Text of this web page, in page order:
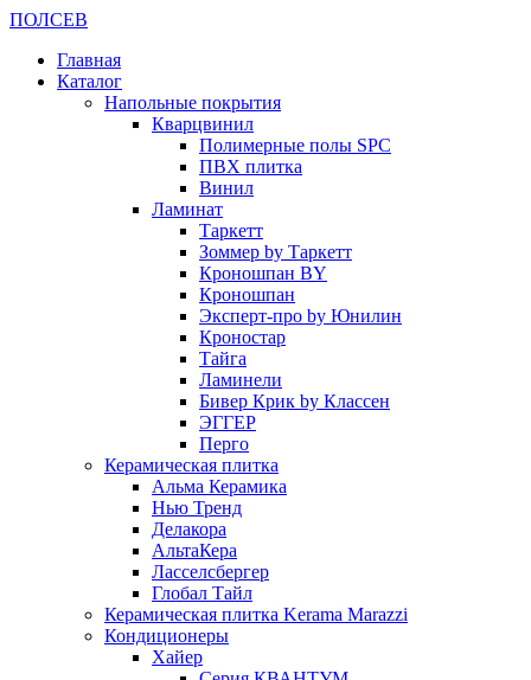
ПОЛСЕВ
Главная
Каталог
Напольные покрытия
Кварцвинил
Полимерные полы SPC
ПВХ плитка
Винил
Ламинат
Таркетт
Зоммер by Таркетт
Кроношпан BY
Кроношпан
Эксперт-про by Юнилин
Кроностар
Тайга
Ламинели
Бивер Крик by Классен
ЭГГЕР
Перго
Керамическая плитка
Альма Керамика
Нью Тренд
Делакора
АльтаКера
Ласселсбергер
Глобал Тайл
Керамическая плитка Kerama Marazzi
Кондиционеры
Хайер